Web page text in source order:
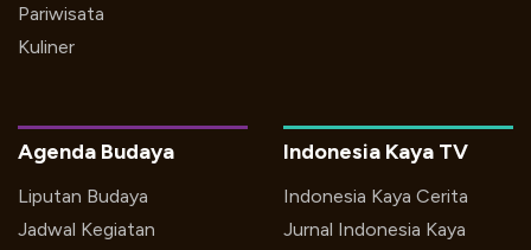
Pariwisata
Kuliner
Indonesia Kaya TV
Indonesia Kaya Cerita
Jurnal Indonesia Kaya
Agenda Budaya
Liputan Budaya
Jadwal Kegiatan